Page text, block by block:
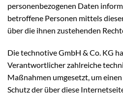
personenbezogenen Daten
betroffene Personen mittels
über die ihnen zustehenden
Die technotive GmbH & Co. KG
Verantwortlicher zahlreiche
Maßnahmen umgesetzt, um
Schutz der über diese